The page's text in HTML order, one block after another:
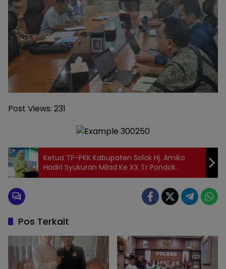
Post Views: 231
Ketua TP-PKK Kabupaten Solok Hj. Amiko
Hadiri Syukuran Milad Ke XX Tr Pondok
Pesantren Darul Tauhid
Pos Terkait